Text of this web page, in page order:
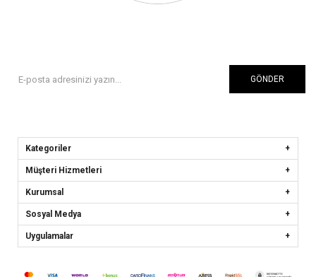
GÖNDER
Kategoriler
Müşteri Hizmetleri
Kurumsal
Sosyal Medya
Uygulamalar